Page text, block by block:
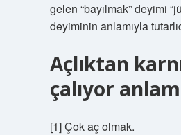
gelen “bayılmak” deyimi
deyiminin anlamıyla
Açlıktan
çalıyor
[1] Çok aç olmak.